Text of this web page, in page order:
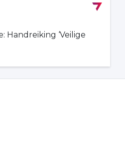
Handreiking ‘Veilige